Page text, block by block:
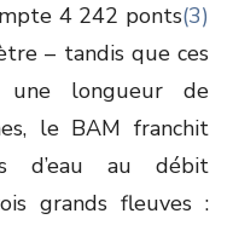
4 242 ponts(3)
– tandis que ces
une longueur de
le BAM franchit
d’eau au débit
grands fleuves :